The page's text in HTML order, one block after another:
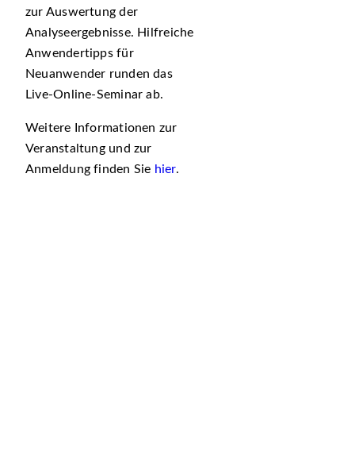
zur Auswertung der
Analyseergebnisse. Hilfreiche
Anwendertipps für
Neuanwender runden das
Live-Online-Seminar ab.
Weitere Informationen zur
Veranstaltung und zur
Anmeldung finden Sie hier.